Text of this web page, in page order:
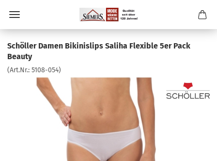
Schöller Damen Bikinislips Saliha Flexible 5er Pack
Beauty
(Art.Nr.: 5108-054)